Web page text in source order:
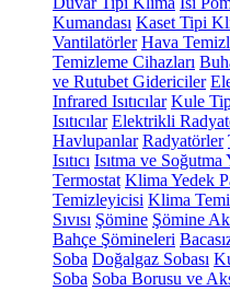
Kumandası Kaset Tipi
Vantilatörler Hava
Temizleme Cihazları
ve Rutubet Gidericiler
Infrared Isıtıcılar Kule
Isıtıcılar Elektrikli
Havlupanlar Radyatörler
Isıtıcı Isıtma ve Soğutma
Termostat Klima Yedek
Temizleyicisi Klima
Sıvısı Şömine Şömine
Bahçe Şömineleri
Soba Doğalgaz Sobası
Soba Soba Borusu ve